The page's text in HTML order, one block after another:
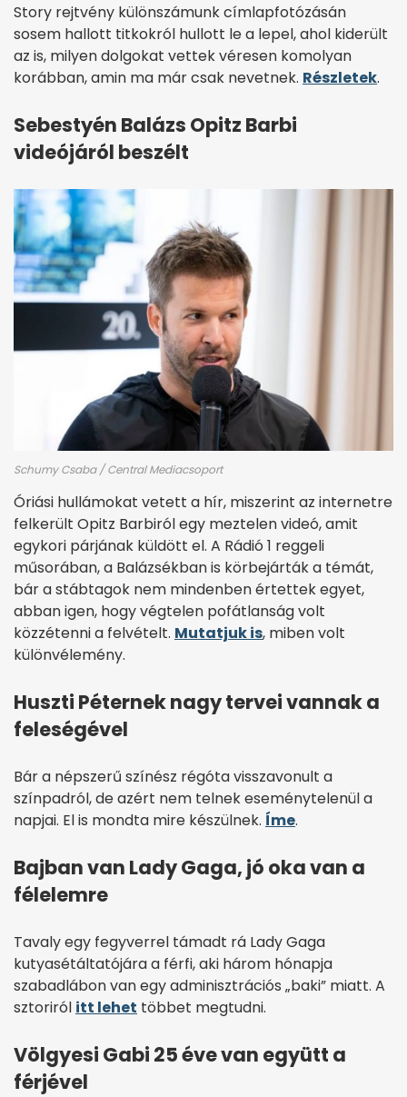
Story rejtvény külön­számunk címlap­fotózásán
sosem hallott titkokról hullott le a lepel, ahol kiderült
az is, milyen dolgokat vettek véresen komolyan
korábban, amin ma már csak nevetnek. Részletek.
Sebestyén Balázs Opitz Barbi
videójáról beszélt
Schumy Csaba / Central Mediacsoport
Óriási hullámokat vetett a hír, miszerint az internetre
felkerült Opitz Barbiról egy meztelen videó, amit
egykori párjának küldött el. A Rádió 1 reggeli
műsorában, a Balázsékban is körbejárták a témát,
bár a stábtagok nem mindenben értettek egyet,
abban igen, hogy végtelen pofátlanság volt
közzétenni a felvételt. Mutatjuk is, miben volt
különvélemény.
Huszti Péternek nagy tervei vannak a
feleségével
Bár a népszerű színész régóta visszavonult a
színpadról, de azért nem telnek eseménytelenül a
napjai. El is mondta mire készülnek. Íme.
Bajban van Lady Gaga, jó oka van a
félelemre
Tavaly egy fegyverrel támadt rá Lady Gaga
kutyasétáltatójára a férfi, aki három hónapja
szabadlábon van egy adminisztrációs „baki” miatt. A
sztoriról itt lehet többet megtudni.
Völgyesi Gabi 25 éve van együtt a
férjével